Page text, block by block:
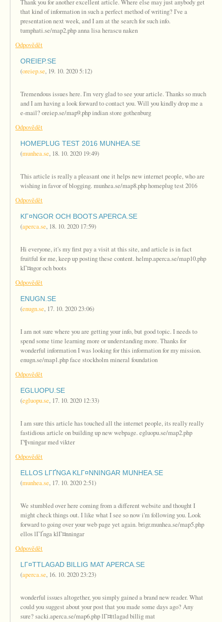
Thank you for another excellent article. Where else may just anybody get
that kind of information in such a perfect method of writing? I've a
presentation next week, and I am at the search for such info.
tumphati.se/map2.php anna lisa herascu naken
Odpovědět
OREIEP.SE
(oreiep.se, 19. 10. 20205:12)
Tremendous issues here. I'm very glad to see your article. Thanks so much
and I am having a look forward to contact you. Will you kindly drop me a
e-mail? oreiep.se/map9.php indian store gothenburg
Odpovědět
HOMEPLUG TEST 2016 MUNHEA.SE
(munhea.se, 18. 10. 2020 19:49)
This article is really a pleasant one it helps new internet people, who are
wishing in favor of blogging. munhea.se/map8.php homeplug test 2016
Odpovědět
KГ¤NGOR OCH BOOTS APERCA.SE
(aperca.se, 18. 10. 2020 17:59)
Hi everyone, it's my first pay a visit at this site, and article is in fact
fruitful for me, keep up posting these content. helmp.aperca.se/map10.php
kГ¤ngor och boots
Odpovědět
ENUGN.SE
(enugn.se, 17. 10. 202023:06)
I am not sure where you are getting your info, but good topic. I needs to
spend some time learning more or understanding more. Thanks for
wonderful information I was looking for this information for my mission.
enugn.se/map1.php face stockholm mineral foundation
Odpovědět
EGLUOPU.SE
(egluopu.se, 17. 10. 2020 12:33)
I am sure this article has touched all the internet people, its really really
fastidious article on building up new webpage. egluopu.se/map2.php
Г¶vningar med vikter
Odpovědět
ELLOS LГҐNGA KLГ¤NNINGAR MUNHEA.SE
(munhea.se, 17. 10. 20202:51)
We stumbled over here coming from a different website and thought I
might check things out. I like what I see so now i'm following you. Look
forward to going over your web page yet again. brigr.munhea.se/map5.php
ellos lГҐnga klГ¤nningar
Odpovědět
LГ¤TTLAGAD BILLIG MAT APERCA.SE
(aperca.se, 16. 10. 202023:23)
wonderful issues altogether, you simply gained a brand new reader. What
could you suggest about your post that you made some days ago? Any
sure? sacki.aperca.se/map6.php lГ¤ttlagad billig mat